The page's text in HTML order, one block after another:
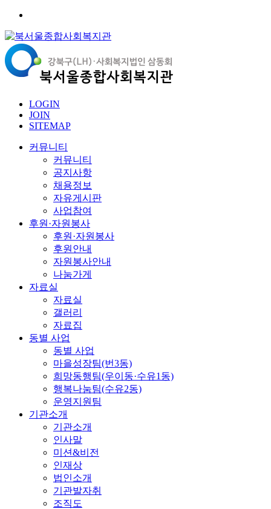
LOGIN
JOIN
SITEMAP
커뮤니티
커뮤니티
공지사항
채용정보
자유게시판
사업참여
후원·자원봉사
후원·자원봉사
후원안내
자원봉사안내
나눔가게
자료실
자료실
갤러리
자료집
동별 사업
동별 사업
마을성장팀(번3동)
희망동행팀(우이동·수유1동)
행복나눔팀(수유2동)
운영지원팀
기관소개
기관소개
인사말
미션&비전
인재상
법인소개
기관발자취
조직도